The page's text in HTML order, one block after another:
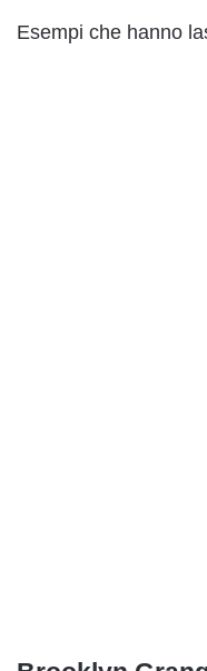
Esempi che hanno